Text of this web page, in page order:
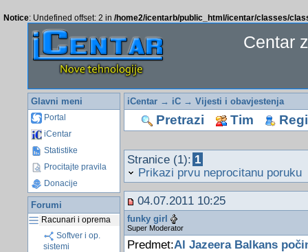
Notice: Undefined offset: 2 in /home2/icentarb/public_html/icentar/classes/
Centar
Glavni meni
Portal
iCentar
Statistike
Procitajte pravila
Donacije
Forumi
Racunari i oprema
Softver i op.
sistemi
iCentar→ iC→ Vijesti i obavjestenja
Pretrazi Tim
Stranice (1): 1
Prikazi prvu neprocitanu poruku
04.07.2011 10:25
funky girl
Super Moderator
Predmet:Al Jazeera Balkans